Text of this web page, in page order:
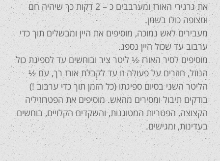
את גרגירי האורז ומערבבים כ – 2 דקות כך שיהיה חם
ומצופה כולו בשמן.
מעבירים לאש נמוכה, מוסיפים את היין ומבשלים תוך כדי
ערבוב עד שכול היין נספג.
מוסיפים לסיר האורז ½ ליטר ציר ובוחשים עד לספיגת כול
הנוזל, חוזרים על פעולה זו עד לקבלת אורז רך, עם ½
הליטר השני בסיום ספיגתו (כל הזמן תוך כדי ערבוב !)
בודקים תיבול ומסירים מהאש. מוסיפים את הפטרוזיליה
הקצוצה, הפטריות המטוגנות, והשקדים הקלויים, בוחשים
בעדינות, ומגישים.